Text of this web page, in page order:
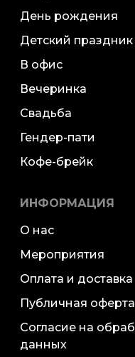
День рождения
Детский праздник
В офис
Вечеринка
Свадьба
Гендер-пати
Кофе-брейк
ИНФОРМАЦИЯ
О нас
Мероприятия
Оплата и доставка
Публичная оферта
Согласие на
данных